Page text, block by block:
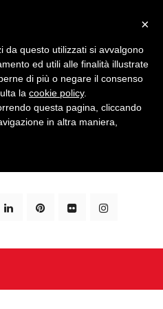
blog: community #1 in
×
da questo utilizzati si avvalgono
ed utili alle finalità illustrate
di più o negare il consenso
la cookie policy.
questa pagina, cliccando
in altra maniera,